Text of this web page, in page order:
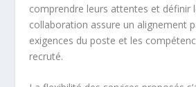
comprendre leurs attentes et définir
collaboration assure un alignement
exigences du poste et les
recruté.